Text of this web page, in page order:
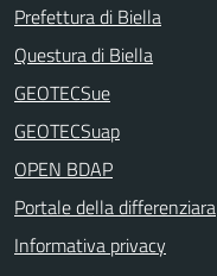
Prefettura di Biella
Questura di Biella
GEOTECSue
GEOTECSuap
OPEN BDAP
Portale della differenziara
Informativa privacy